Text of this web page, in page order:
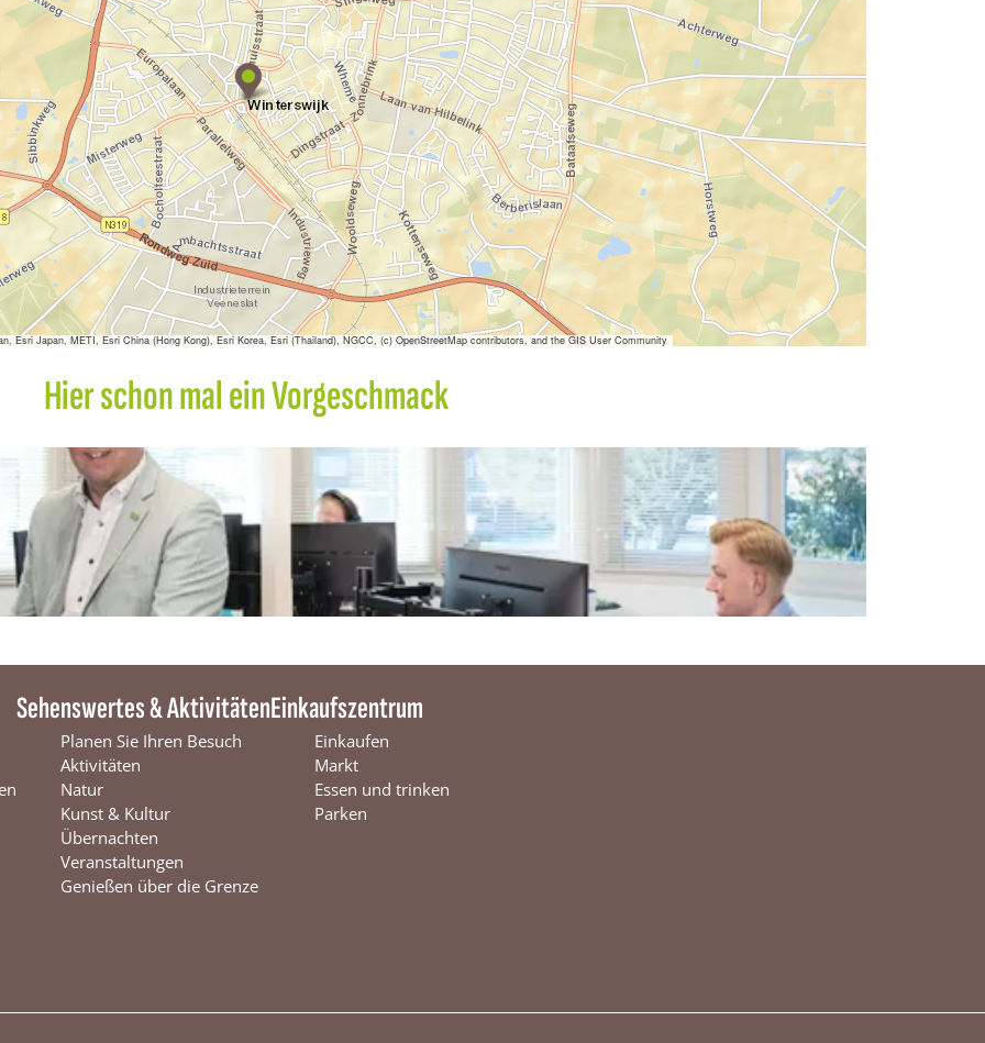
H
i
b
e
r
n
i
s
Esri Japan, METI, Esri China (Hong Kong), Esri Korea, Esri (Thailand), NGCC, (c) OpenStreetMap contributors, and the GIS User Community
Hier schon mal ein Vorgeschmack
Sehenswertes & Aktivitäten
Planen Sie Ihren Besuch
Aktivitäten
Natur
Kunst & Kultur
Übernachten
Veranstaltungen
Genießen über die Grenze
Einkaufszentrum
Einkaufen
Markt
Essen und trinken
Parken